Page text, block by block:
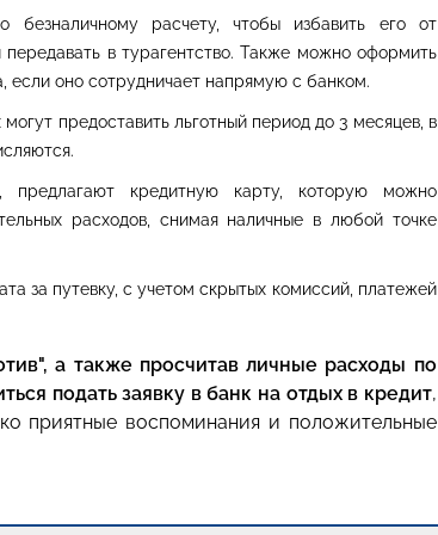
расчету, чтобы избавить его от
передавать в турагентство. Также можно оформить
если оно сотрудничает напрямую с банком.
предоставить льготный период до 3 месяцев, в
кредитную карту, которую можно
расходов, снимая наличные в любой точке
за путевку, с учетом скрытых комиссий, платежей
а также просчитав личные расходы по
подать заявку в банк на отдых в кредит,
приятные воспоминания и положительные